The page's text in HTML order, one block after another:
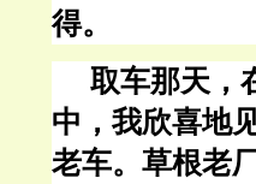
得。
取车那天，
中，我欣喜地
老车。草根老